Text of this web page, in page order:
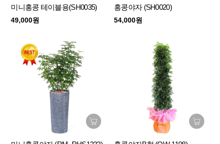
미니홍콩 테이블용(SH0035)
49,000원
홍콩야자 (SH0020)
54,000원